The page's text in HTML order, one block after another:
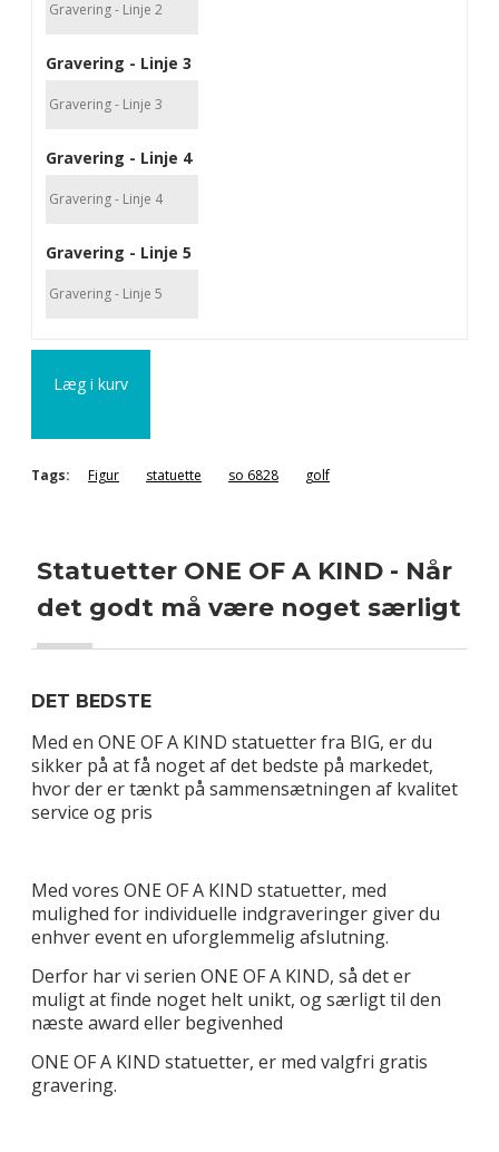
Gravering - Linje 3
Gravering - Linje 4
Gravering - Linje 5
Læg i kurv
Tags: Figur statuette so 6828 golf
Statuetter ONE OF A KIND - Når
det godt må være noget særligt
DET BEDSTE
Med en ONE OF A KIND statuetter fra BIG, er du
sikker på at få noget af det bedste på markedet,
hvor der er tænkt på sammensætningen af kvalitet
service og pris
Med vores ONE OF A KIND statuetter, med
mulighed for individuelle indgraveringer giver du
enhver event en uforglemmelig afslutning.
Derfor har vi serien ONE OF A KIND, så det er
muligt at finde noget helt unikt, og særligt til den
næste award eller begivenhed
ONE OF A KIND statuetter, er med valgfri gratis
gravering.